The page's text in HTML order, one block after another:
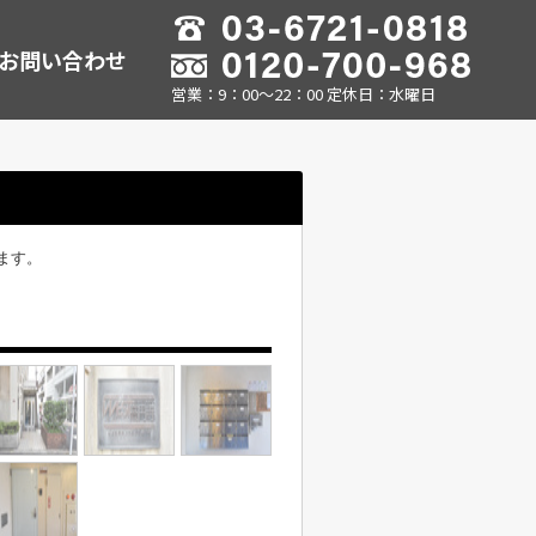
問い合わせ
営業：9：00～22：00 定休日：水曜日
。